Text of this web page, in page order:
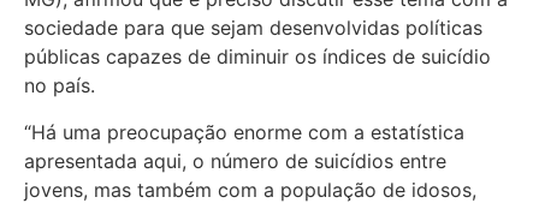
sociedade para que sejam desenvolvidas políticas
públicas capazes de diminuir os índices de suicídio
no país.
“Há uma preocupação enorme com a estatística
apresentada aqui, o número de suicídios entre
jovens, mas também com a população de idosos,